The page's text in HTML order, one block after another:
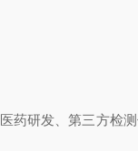
药研发、第三方检